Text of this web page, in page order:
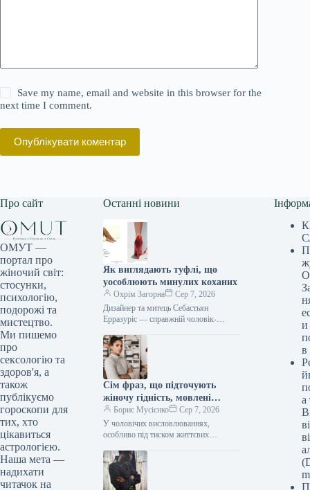
Save my name, email and website in this browser for the
next time I comment.
Опублікувати коментар
Про сайт
ОМУТ —
портал про
жіночий світ:
стосунки,
психологію,
подорожі та
мистецтво.
Ми пишемо
про
сексологію та
здоров'я, а
також
публікуємо
гороскопи для
тих, хто
цікавиться
астрологією.
Наша мета —
надихати
читачок на
Останні новини
Як виглядають туфлі, що
уособлюють минулих коханих
Охрім Загорна
Сер 7, 2026
Дизайнер та митець Себастьян
Ерразуріс — справжній чоловік-
Лондоні, навчався у Вашингтоні,
Единбурзі, а…
Сім фраз, що підточують
жіночу гідність, мовлені
байдуже, експерти
стверджують
Борис Мусієнко
Сер 7, 2026
У чоловічих висловлюваннях,
особливо під тиском життєвих
минулого, іноді прослизає грубість. Це
може непомітно підточувати…
и
в
а